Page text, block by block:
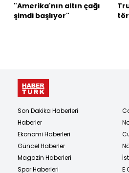
"Amerika'nın altın çağı
şimdi başlıyor"
Son Dakika Haberleri
Haberler
Ekonomi Haberleri
Güncel Haberler
Magazin Haberleri
Spor Haberleri
E